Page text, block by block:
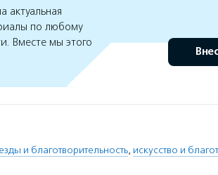
актуальная
по любому
Вместе мы этого
и благотворительность, искусство и